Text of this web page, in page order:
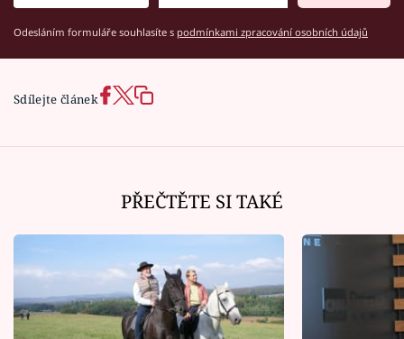
Odesláním formuláře souhlasíte s podmínkami zpracování osobních údajů
Sdílejte článek
PŘEČTĚTE SI TAKÉ